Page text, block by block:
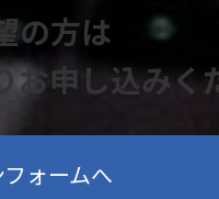
の方は
お申し込みく
ォームへ